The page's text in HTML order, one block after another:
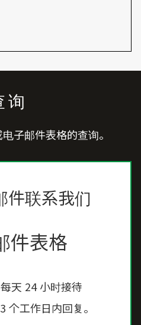
子邮件表格的查询。
件联系我们
件表格
天 24 小时接待
个工作日内回复。